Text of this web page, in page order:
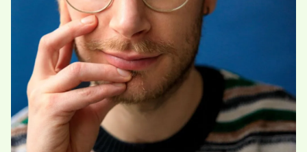
Personen
Toegankelijkheid
Stadsdichter